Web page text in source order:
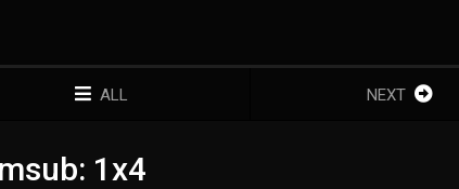
ALL NEXT
1x4